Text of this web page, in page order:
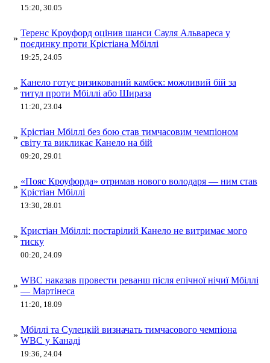
15:20, 30.05
»
Теренс Кроуфорд оцінив шанси Сауля Альвареса у
поєдинку проти Крістіана Мбіллі
19:25, 24.05
»
Канело готує ризикований камбек: можливий бій за
титул проти Мбіллі або Шираза
11:20, 23.04
»
Крістіан Мбіллі без бою став тимчасовим чемпіоном
світу та викликає Канело на бій
09:20, 29.01
»
«Пояс Кроуфорда» отримав нового володаря — ним став
Крістіан Мбіллі
13:30, 28.01
»
Кристіан Мбіллі: постарілий Канело не витримає мого
тиску
00:20, 24.09
»
WBC наказав провести реванш після епічної нічиї Мбіллі
— Мартінеса
11:20, 18.09
»
Мбіллі та Сулецкій визначать тимчасового чемпіона
WBC у Канаді
19:36, 24.04